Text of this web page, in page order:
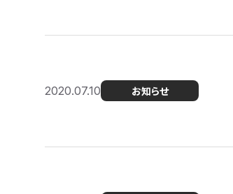
2020.07.10 お知らせ